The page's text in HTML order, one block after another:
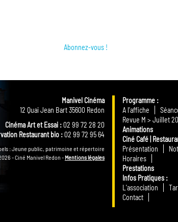
Abonnez-vous !
Manivel Cinéma
12 Quai Jean Bart 35600 Redon
Cinéma Art et Essai :02 99 72 28 20
Restaurant bio :02 99 72 95 64
: Jeune public, patrimoine et répertoire
- Ciné Manivel Redon - Mentions légales
Programme
A l'affiche
Revue M > Juillet
Animations
Ciné Café |
Présentation
Horaires
Prestations
Infos Pratiques
L'association
Contact